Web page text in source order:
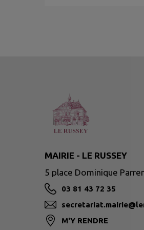
MAIRIE - LE RUSSEY
5 place Dominique
03 81 43 72 35
M'Y RENDRE